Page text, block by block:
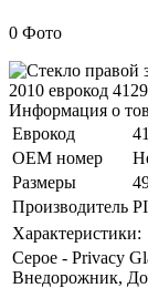
0 Фото
Информация о
Еврокод
ОЕМ номер
Размеры
Производитель
Характеристики:
Серое - Privacy
Внедорожник,